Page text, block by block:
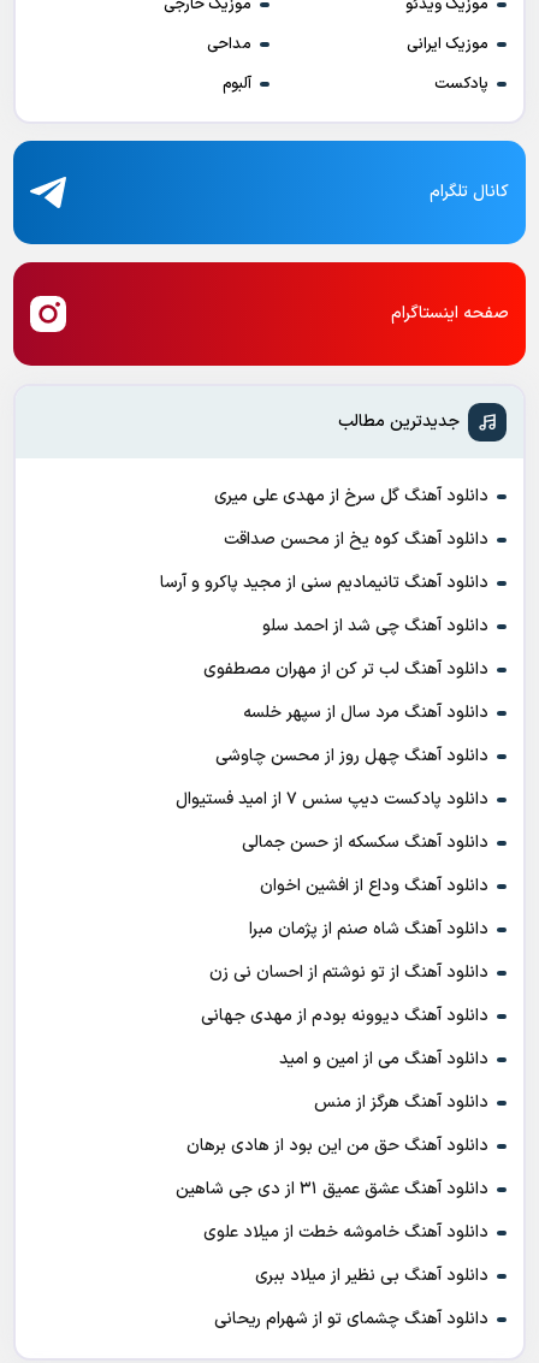
موزیک ایرانی
مداحی
پادکست
آلبوم
کانال تلگرام
صفحه اینستاگرام
جدیدترین مطالب
دانلود آهنگ گل سرخ از مهدی علی میری
دانلود آهنگ کوه یخ از محسن صداقت
دانلود آهنگ تانیمادیم سنی از مجید پاکرو و آرسا
دانلود آهنگ چی شد از احمد سلو
دانلود آهنگ لب تر کن از مهران مصطفوی
دانلود آهنگ مرد سال از سپهر خلسه
دانلود آهنگ چهل روز از محسن چاوشی
دانلود پادکست ديپ سنس ۷ از اميد فستيوال
دانلود آهنگ سکسکه از حسن جمالی
دانلود آهنگ وداع از افشين اخوان
دانلود آهنگ شاه صنم از پژمان مبرا
دانلود آهنگ از تو نوشتم از احسان نی زن
دانلود آهنگ دیوونه بودم از مهدی جهانی
دانلود آهنگ می از امین و امید
دانلود آهنگ هرگز از منس
دانلود آهنگ حق من این بود از هادی برهان
دانلود آهنگ عشق عمیق ۳۱ از دی جی شاهین
دانلود آهنگ خاموشه خطت از میلاد علوی
دانلود آهنگ بی نظیر از میلاد ببری
دانلود آهنگ چشمای تو از شهرام ریحانی